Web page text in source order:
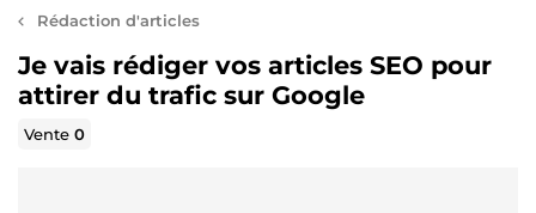
Rédaction d'articles
Je vais rédiger vos articles SEO pour
attirer du trafic sur Google
Vente0